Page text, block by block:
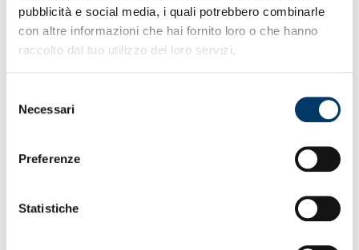
pubblicità e social media, i quali potrebbero combinarle
con altre informazioni che hai fornito loro o che hanno
raccolto dal tuo utilizzo dei loro servizi.
delNecessari
Preferenze
Statistiche